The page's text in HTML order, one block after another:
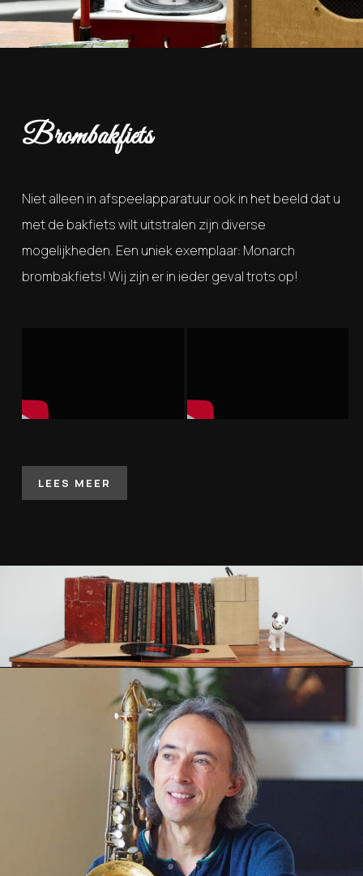
Brombakfiets
Niet alleen in afspeelapparatuur ook in het beeld dat u
met de bakfiets wilt uitstralen zijn diverse
mogelijkheden. Een uniek exemplaar: Monarch
brombakfiets! Wij zijn er in ieder geval trots op!
LEES MEER